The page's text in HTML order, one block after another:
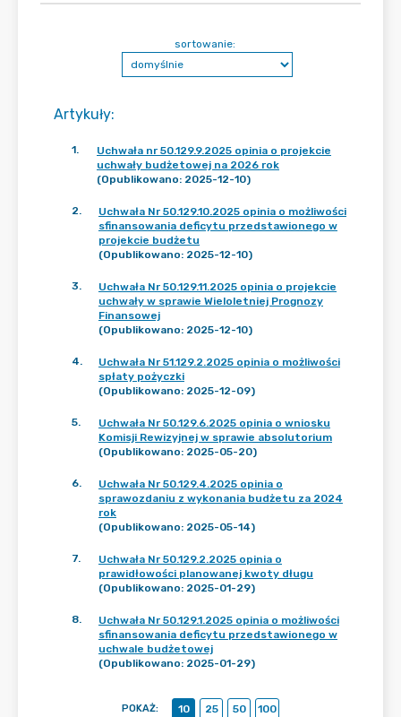
Artykuły:
sortowanie:
1.
Uchwała nr 50.129.9.2025 opinia o projekcie
uchwały budżetowej na 2026 rok
(Opublikowano: 2025-12-10)
2.
Uchwała Nr 50.129.10.2025 opinia o możliwości
sfinansowania deficytu przedstawionego w
projekcie budżetu
(Opublikowano: 2025-12-10)
3.
Uchwała Nr 50.129.11.2025 opinia o projekcie
uchwały w sprawie Wieloletniej Prognozy
Finansowej
(Opublikowano: 2025-12-10)
4.
Uchwała Nr 51.129.2.2025 opinia o możliwości
spłaty pożyczki
(Opublikowano: 2025-12-09)
5.
Uchwała Nr 50.129.6.2025 opinia o wniosku
Komisji Rewizyjnej w sprawie absolutorium
(Opublikowano: 2025-05-20)
6.
Uchwała Nr 50.129.4.2025 opinia o
sprawozdaniu z wykonania budżetu za 2024
rok
(Opublikowano: 2025-05-14)
7.
Uchwała Nr 50.129.2.2025 opinia o
prawidłowości planowanej kwoty długu
(Opublikowano: 2025-01-29)
8.
Uchwała Nr 50.129.1.2025 opinia o możliwości
sfinansowania deficytu przedstawionego w
uchwale budżetowej
(Opublikowano: 2025-01-29)
POKAŻ: 10 25 50
100